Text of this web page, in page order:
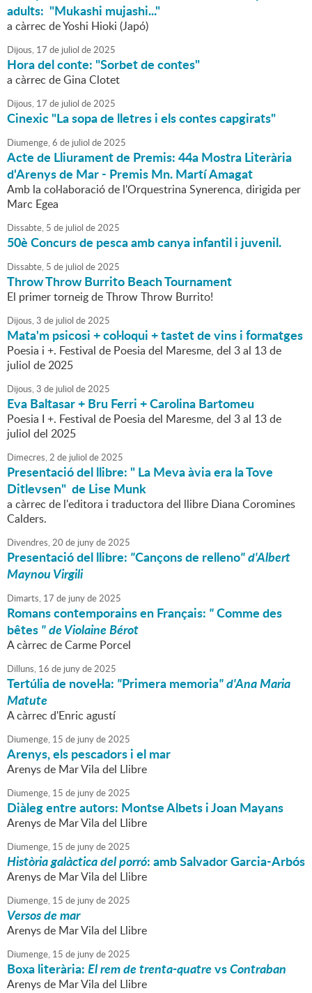
adults: "Mukashi mujashi..."
a càrrec de Yoshi Hioki (Japó)
Dijous, 17 de juliol de2025
Hora del conte: "Sorbet de contes"
a càrrec de Gina Clotet
Dijous, 17 de juliol de2025
Cinexic "La sopa de lletres i els contes capgirats"
Diumenge,6 de juliol de2025
Acte de Lliurament de Premis: 44a Mostra Literària
d'Arenys de Mar - Premis Mn. Martí Amagat
Amb la col·laboració de l'Orquestrina Synerenca, dirigida per
Marc Egea
Dissabte, 5 de juliol de2025
50è Concurs de pesca amb canya infantil i juvenil.
Dissabte, 5 de juliol de2025
Throw Throw Burrito Beach Tournament
El primer torneig de Throw Throw Burrito!
Dijous,3 de juliol de2025
Mata'm psicosi + col·loqui + tastet de vins i formatges
Poesia i +. Festival de Poesia del Maresme, del 3 al 13 de
juliol de 2025
Dijous,3 de juliol de2025
Eva Baltasar + Bru Ferri + Carolina Bartomeu
Poesia I +. Festival de Poesia del Maresme, del 3 al 13 de
juliol del 2025
Dimecres,2 de juliol de2025
Presentació del llibre: " La Meva àvia era la Tove
Ditlevsen" de Lise Munk
a càrrec de l'editora i traductora del llibre Diana Coromines
Calders.
Divendres,20 de junyde2025
Presentació del llibre: "Cançons de relleno" d'Albert
Maynou Virgili
Dimarts, 17 de junyde2025
Romans contemporains en Français: "Comme des
bêtes" de Violaine Bérot
A càrrec de Carme Porcel
Dilluns, 16 de junyde2025
Tertúlia de novel·la: "Primera memoria" d'Ana Maria
Matute
A càrrec d'Enric agustí
Diumenge, 15 de junyde2025
Arenys, els pescadors i el mar
Arenys de Mar Vila del Llibre
Diumenge, 15 de junyde2025
Diàleg entre autors: Montse Albets i Joan Mayans
Arenys de Mar Vila del Llibre
Diumenge, 15 de junyde2025
Història galàctica del porró: amb Salvador Garcia-Arbós
Arenys de Mar Vila del Llibre
Diumenge, 15 de junyde2025
Versos de mar
Arenys de Mar Vila del Llibre
Diumenge, 15 de junyde2025
Boxa literària:El rem de trenta-quatrevsContraban
Arenys de Mar Vila del Llibre